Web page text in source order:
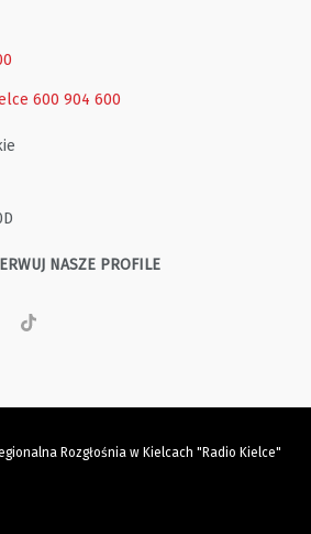
600 904 600
NASZE PROFILE
Rozgłośnia w Kielcach "Radio Kielce"